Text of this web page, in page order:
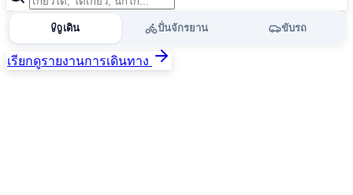
เดิน ปั่นจักรยาน ขับรถ
เรียกดูรายงานการเดินทาง